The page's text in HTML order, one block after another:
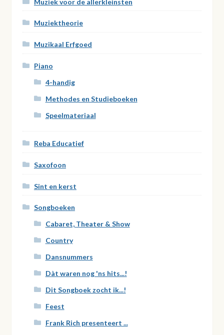
Muziektheorie
Muzikaal Erfgoed
Piano
4-handig
Methodes en Studieboeken
Speelmateriaal
Reba Educatief
Saxofoon
Sint en kerst
Songboeken
Cabaret, Theater & Show
Country
Dansnummers
Dàt waren nog 'ns hits...!
Dit Songboek zocht ik...!
Feest
Frank Rich presenteert ...